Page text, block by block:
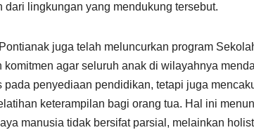
dari lingkungan yang mendukung tersebut.
juga telah meluncurkan program
komitmen agar seluruh anak di wilayahnya
pada penyediaan pendidikan, tetapi juga
keterampilan bagi orang tua. Hal ini
manusia tidak bersifat parsial, melainkan